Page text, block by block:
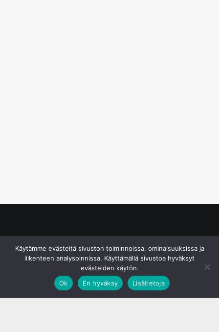
Käytämme evästeitä sivuston toiminnoissa, ominaisuuksissa ja
liikenteen analysoinnissa. Käyttämällä sivustoa hyväksyt
evästeiden käytön.
Ok
En hyväksy Lisätietoja